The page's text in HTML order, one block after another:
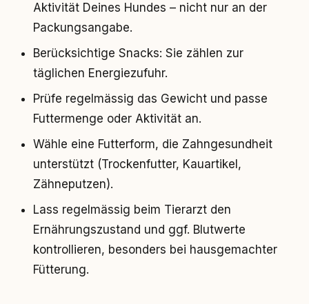
Aktivität Deines Hundes – nicht nur an der
Packungsangabe.
Berücksichtige Snacks: Sie zählen zur
täglichen Energiezufuhr.
Prüfe regelmässig das Gewicht und passe
Futtermenge oder Aktivität an.
Wähle eine Futterform, die Zahngesundheit
unterstützt (Trockenfutter, Kauartikel,
Zähneputzen).
Lass regelmässig beim Tierarzt den
Ernährungszustand und ggf. Blutwerte
kontrollieren, besonders bei hausgemachter
Fütterung.